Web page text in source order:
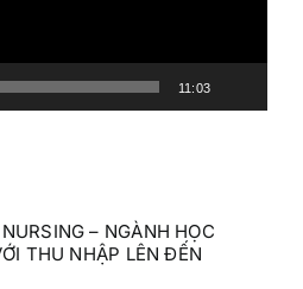
11:03
– NGÀNH HỌC
THU NHẬP LÊN ĐẾN